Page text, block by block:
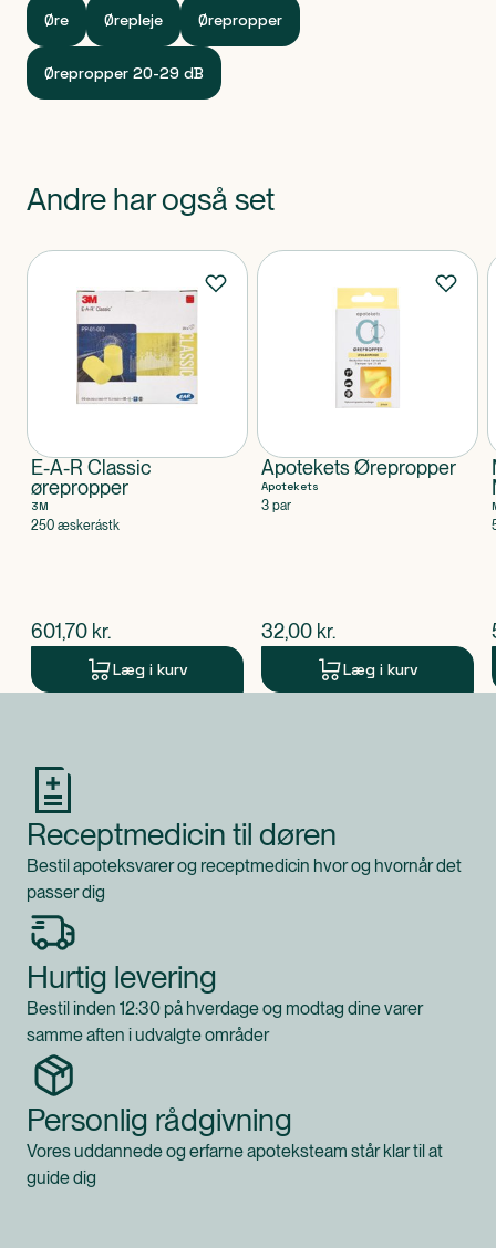
Ørepropperne kan vaskes og genbruges.
Resultat:
Giver en glimrende beskyttelse af hørelsen og en
Øreproppen er godkendt i henhold til standarden
Øre Ørepleje Ørepropper
Ørepropper 20-29 dB
Andre har også set
Produkter
E-A-R Classic
ørepropper
3M
250 æskerástk
$nuværende pris
601,70 kr.
Læg i kurv
Apotekets Ørepropper
Apotekets
3 par
$nuværende pris
32,00 kr.
Læg i kurv
Receptmedicin til døren
Bestil apoteksvarer og receptmedicin hvor og hvornår det
passer dig
Hurtig levering
Bestil inden 12:30 på hverdage og modtag dine varer
samme aften i udvalgte områder
Personlig rådgivning
Vores uddannede og erfarne apoteksteam står klar til at
guide dig